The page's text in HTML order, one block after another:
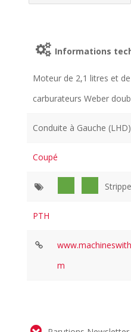
Informations
Moteur de 2,1 litres et
carburateurs Weber
Conduite à Gauche (LHD)
Coupé
PTH
m